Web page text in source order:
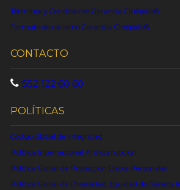
Términos y Condiciones Garantía Cinépolis®
Formato de reclamo Garantía Cinépolis®
CONTACTO
552 122 60 60
POLÍTICAS
Código Global de Integridad
Política Internacional Anticorrupción
Política Global de Protección Datos Personales
Política Global de Diversidad, Equidad de